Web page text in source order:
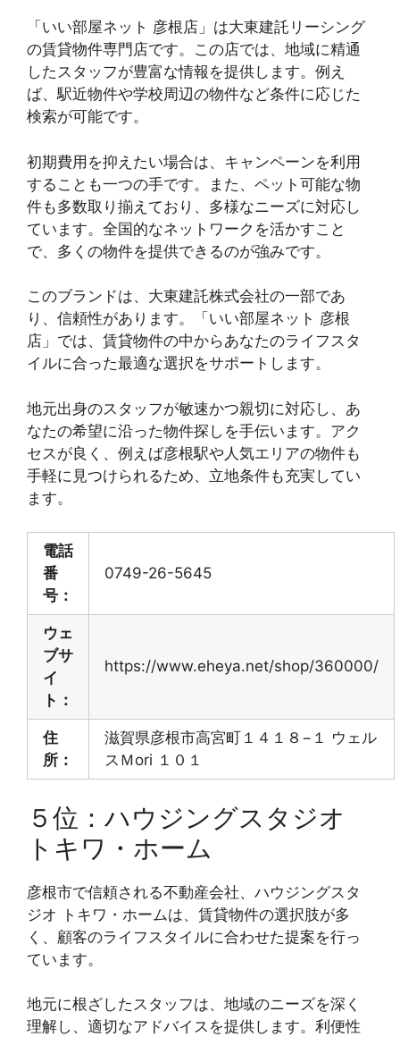
「いい部屋ネット 彦根店」は大東建託リーシング
の賃貸物件専門店です。この店では、地域に精通
したスタッフが豊富な情報を提供します。例え
ば、駅近物件や学校周辺の物件など条件に応じた
検索が可能です。
初期費用を抑えたい場合は、キャンペーンを利用
することも一つの手です。また、ペット可能な物
件も多数取り揃えており、多様なニーズに対応し
ています。全国的なネットワークを活かすこと
で、多くの物件を提供できるのが強みです。
このブランドは、大東建託株式会社の一部であ
り、信頼性があります。「いい部屋ネット 彦根
店」では、賃貸物件の中からあなたのライフスタ
イルに合った最適な選択をサポートします。
地元出身のスタッフが敏速かつ親切に対応し、あ
なたの希望に沿った物件探しを手伝います。アク
セスが良く、例えば彦根駅や人気エリアの物件も
手軽に見つけられるため、立地条件も充実してい
ます。
電話
番
号：
0749-26-5645
ウェ
ブサ
イ
ト：
https://www.eheya.net/shop/360000/
住
所：
滋賀県彦根市高宮町１４１８−１ ウェル
スＭori １０１
５位：ハウジングスタジオ
トキワ・ホーム
彦根市で信頼される不動産会社、ハウジングスタ
ジオ トキワ・ホームは、賃貸物件の選択肢が多
く、顧客のライフスタイルに合わせた提案を行っ
ています。
地元に根ざしたスタッフは、地域のニーズを深く
理解し、適切なアドバイスを提供します。利便性